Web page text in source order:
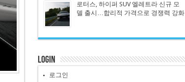
로터스, 하이퍼 SUV 엘레트라 신규 모
델 출시…합리적 가격으로 경쟁력 강화
Login
로그인